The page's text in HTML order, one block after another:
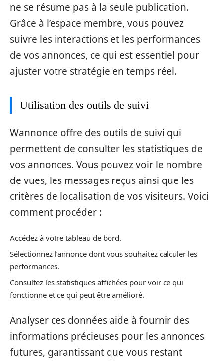
ne se résume pas à la seule publication.
Grâce à l’espace membre, vous pouvez
suivre les interactions et les performances
de vos annonces, ce qui est essentiel pour
ajuster votre stratégie en temps réel.
Utilisation des outils de suivi
Wannonce offre des outils de suivi qui
permettent de consulter les statistiques de
vos annonces. Vous pouvez voir le nombre
de vues, les messages reçus ainsi que les
critères de localisation de vos visiteurs. Voici
comment procéder :
Accédez à votre tableau de bord.
Sélectionnez l’annonce dont vous souhaitez calculer les
performances.
Consultez les statistiques affichées pour voir ce qui
fonctionne et ce qui peut être amélioré.
Analyser ces données aide à fournir des
informations précieuses pour les annonces
futures, garantissant que vous restant